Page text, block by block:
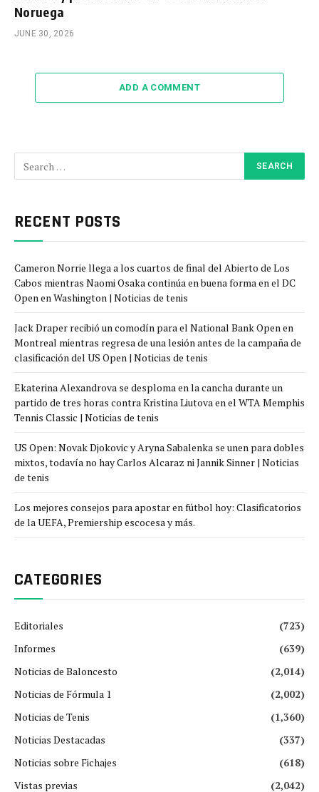
Noruega
JUNE 30, 2026
ADD A COMMENT
RECENT POSTS
Cameron Norrie llega a los cuartos de final del Abierto de Los
Cabos mientras Naomi Osaka continúa en buena forma en el DC
Open en Washington | Noticias de tenis
Jack Draper recibió un comodín para el National Bank Open en
Montreal mientras regresa de una lesión antes de la campaña de
clasificación del US Open | Noticias de tenis
Ekaterina Alexandrova se desploma en la cancha durante un
partido de tres horas contra Kristina Liutova en el WTA Memphis
Tennis Classic | Noticias de tenis
US Open: Novak Djokovic y Aryna Sabalenka se unen para dobles
mixtos, todavía no hay Carlos Alcaraz ni Jannik Sinner | Noticias
de tenis
Los mejores consejos para apostar en fútbol hoy: Clasificatorios
de la UEFA, Premiership escocesa y más.
CATEGORIES
Editoriales
(723)
Informes
(639)
Noticias de Baloncesto
(2,014)
Noticias de Fórmula 1
(2,002)
Noticias de Tenis
(1,360)
Noticias Destacadas
(337)
Noticias sobre Fichajes
(618)
Vistas previas
(2,042)